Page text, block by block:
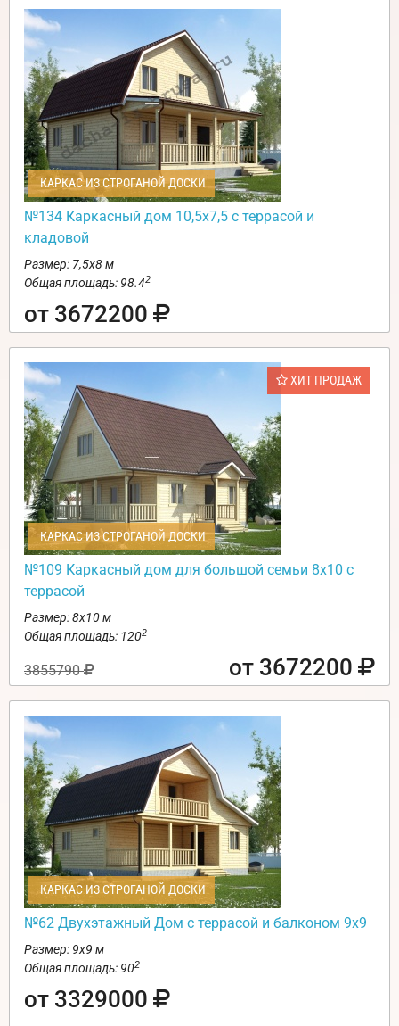
КАРКАС ИЗ СТРОГАНОЙ ДОСКИ
№134 Каркасный дом 10,5х7,5 с террасой и
кладовой
Размер: 7,5х8 м
Общая площадь: 98.42
от 3672200
ХИТ ПРОДАЖ
КАРКАС ИЗ СТРОГАНОЙ ДОСКИ
№109 Каркасный дом для большой семьи 8х10 с
террасой
Размер: 8х10 м
Общая площадь: 1202
3855790 от 3672200
КАРКАС ИЗ СТРОГАНОЙ ДОСКИ
№62 Двухэтажный Дом с террасой и балконом 9х9
Размер: 9х9 м
Общая площадь: 902
от 3329000